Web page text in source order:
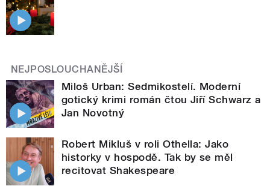
NEJPOSLOUCHANĚJŠÍ
Miloš Urban: Sedmikostelí. Moderní
gotický krimi román čtou Jiří Schwarz a
Jan Novotný
Robert Mikluš v roli Othella: Jako
historky v hospodě. Tak by se měl
recitovat Shakespeare